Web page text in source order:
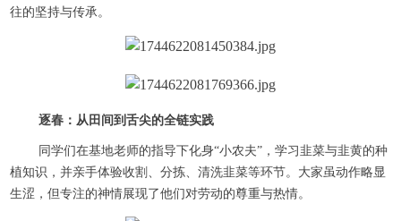
往的坚持与传承。
逐春：从田间到舌尖的全链实践
同学们在基地老师的指导下化身“小农夫”，学习韭菜与韭黄的种
植知识，并亲手体验收割、分拣、清洗韭菜等环节。大家虽动作略显
生涩，但专注的神情展现了他们对劳动的尊重与热情。